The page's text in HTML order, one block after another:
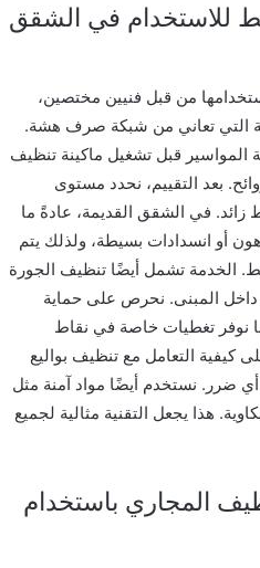
للاستخدام في الشقق
من قبل فنيين مختصين،
التي تعاني من شبكة صرف هشة.
المواسير قبل تشغيل ماكينة تنظيف
بعد التقييم، نحدد مستوى
في الشقق القديمة، عادةً ما
أو انسدادات بسيطة، ولذلك يتم
تشمل أيضًا تنظيف الجورة
المبنى. نحرص على حماية
نوفر تغطيات خاصة في نقاط
كيفية التعامل مع تنظيف بواليع
ضرر. نستخدم أيضًا مواد آمنة مثل
هذا يجعل التقنية مثالية لجميع
المجاري باستخدام